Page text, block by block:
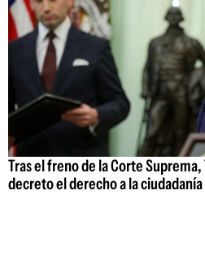
Tras el freno de la Corte
decreto el derecho a la